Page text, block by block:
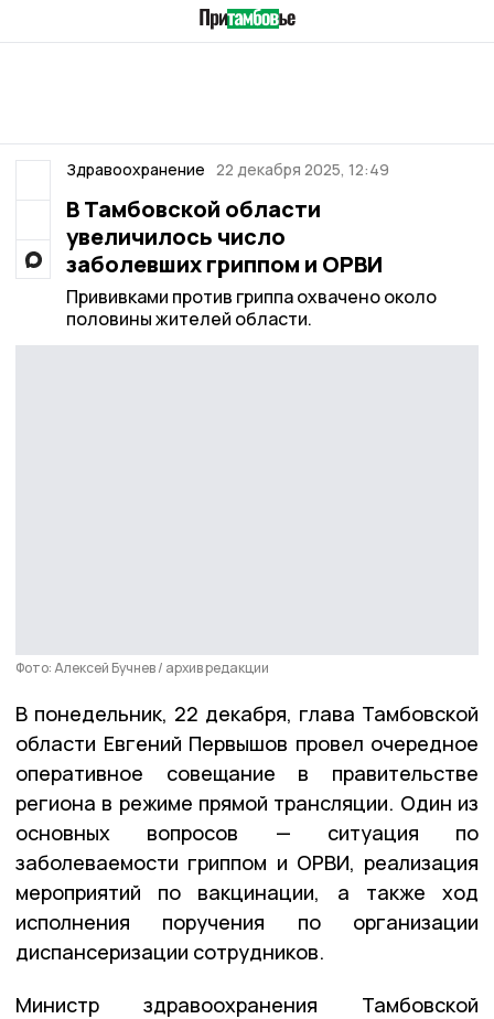
Здравоохранение 22 декабря 2025, 12:49
В Тамбовской области
увеличилось число
заболевших гриппом и ОРВИ
Прививками против гриппа охвачено около
половины жителей области.
Фото: Алексей Бучнев / архив редакции
В понедельник, 22 декабря, глава Тамбовской
области Евгений Первышов провел очередное
оперативное совещание в правительстве
региона в режиме прямой трансляции. Один из
основных вопросов — ситуация по
заболеваемости гриппом и ОРВИ, реализация
мероприятий по вакцинации, а также ход
исполнения поручения по организации
диспансеризации сотрудников.
Министр здравоохранения Тамбовской